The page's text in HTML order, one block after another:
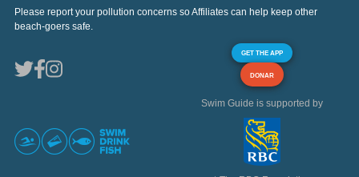
Please report your pollution concerns so Affiliates can help keep other
beach-goers safe.
GET THE APP
DONAR
Swim Guide is supported by